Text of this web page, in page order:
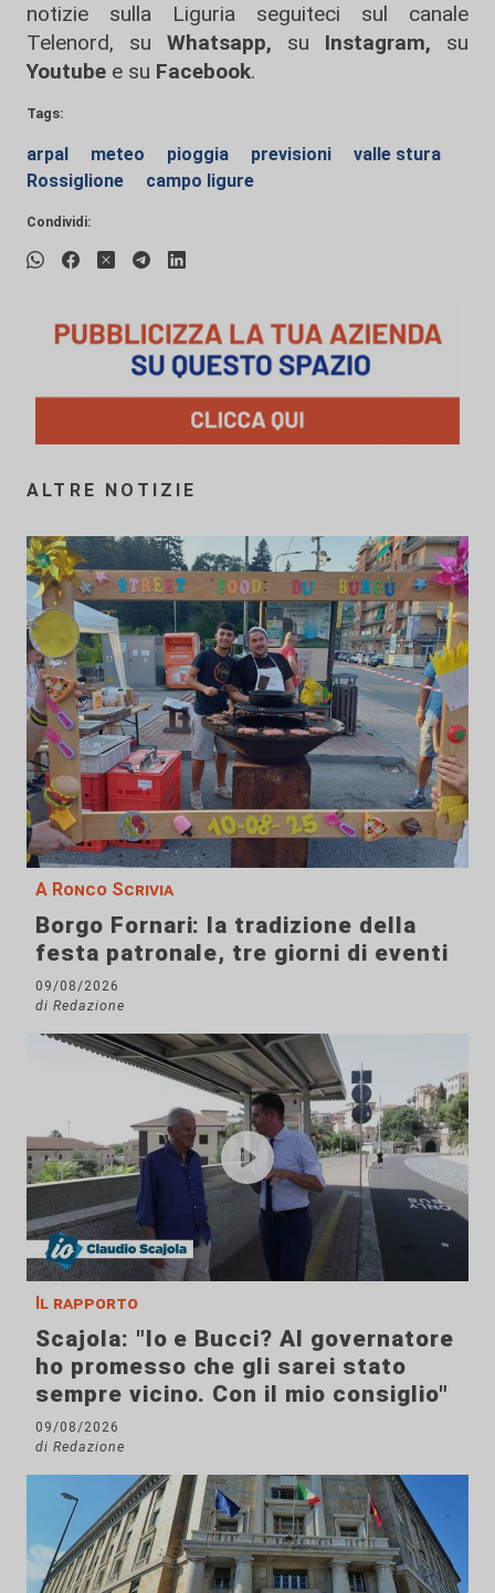
notizie sulla Liguria seguiteci sul canale
Telenord, su
Whatsapp, su Instagram, su
Youtube e su Facebook.
Tags:
arpal meteo pioggia previsioni
valle stura
Rossiglione
campo ligure
Condividi:
ALTRE NOTIZIE
A Ronco Scrivia
Borgo Fornari: la tradizione della
festa patronale, tre giorni di eventi
09/08/2026
di Redazione
Il rapporto
Scajola: "Io e Bucci? Al governatore
ho promesso che gli sarei stato
sempre vicino. Con il mio consiglio"
09/08/2026
di Redazione